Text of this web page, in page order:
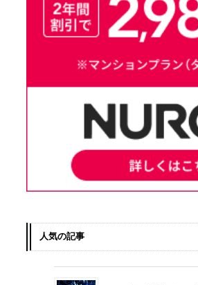
人気の記事